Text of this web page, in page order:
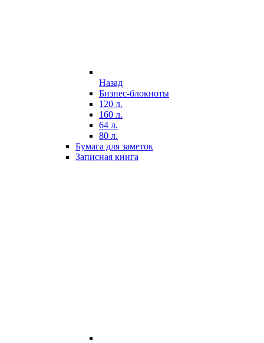
Назад
Бизнес-блокноты
120 л.
160 л.
64 л.
80 л.
Бумага для заметок
Записная книга